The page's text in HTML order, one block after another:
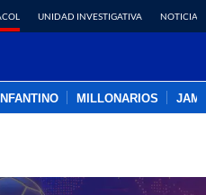
UNIDAD INVESTIGATIVA NOTICIAS
MILLONARIOS